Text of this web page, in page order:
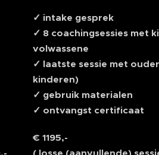
✓ intake gesprek
✓ 8 coachingsessies met
volwassene
✓ laatste sessie met
kinderen)
✓ gebruik materialen
✓ ontvangst certificaat
€ 1195,-